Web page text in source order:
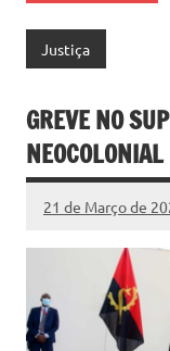
Justiça
GREVE NO
NEOCOLONIAL
21 de Março de